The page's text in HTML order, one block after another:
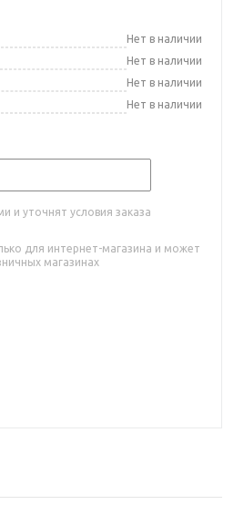
Нет в наличии
Нет в наличии
Нет в наличии
Нет в наличии
и уточнят условия заказа
для интернет-магазина и может
магазинах